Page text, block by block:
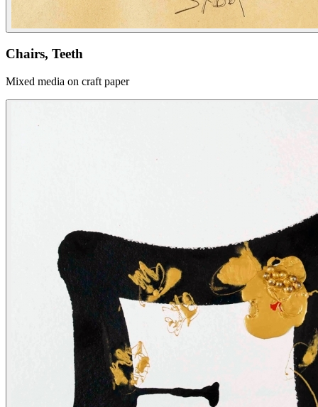
Chairs, Teeth
Mixed media on craft paper